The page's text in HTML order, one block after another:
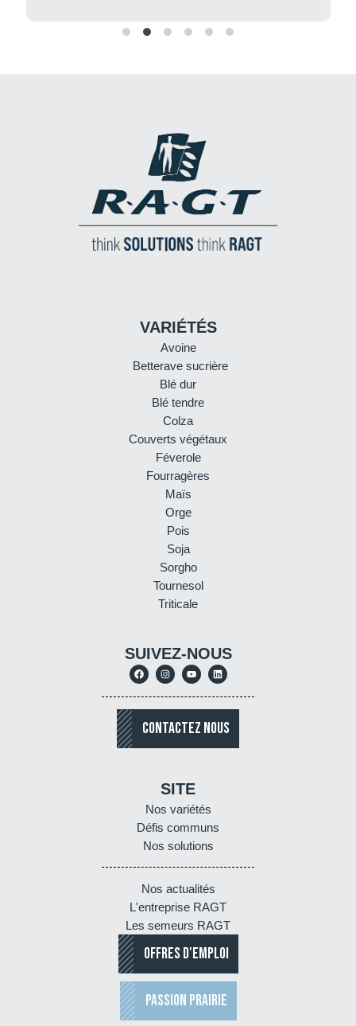
VARIÉTÉS
Avoine
Betterave sucrière
Blé dur
Blé tendre
Colza
Couverts végétaux
Féverole
Fourragères
Maïs
Orge
Pois
Soja
Sorgho
Tournesol
Triticale
SUIVEZ-NOUS
CONTACTEZ NOUS
SITE
Nos variétés
Défis communs
Nos solutions
Nos actualités
L'entreprise RAGT
Les semeurs RAGT
OFFRES D'EMPLOI
PASSION PRAIRIE